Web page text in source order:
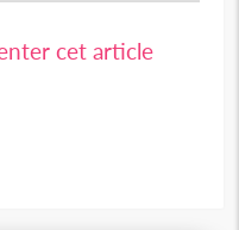
cet article